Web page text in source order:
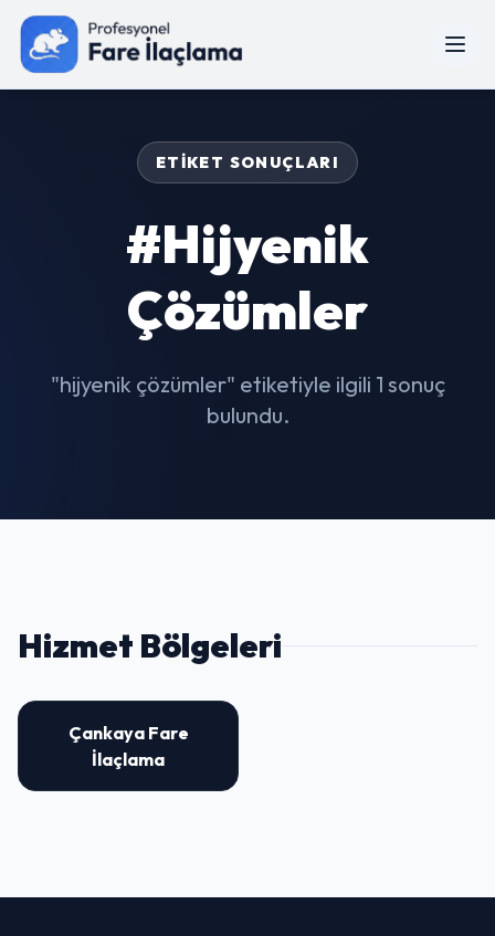
ETIKET SONUÇLARI
#hijyenik
Çözümler
"hijyenik çözümler" etiketiyle ilgili 1 sonuç
bulundu.
Hizmet Bölgeleri
Çankaya Fare
İlaçlama